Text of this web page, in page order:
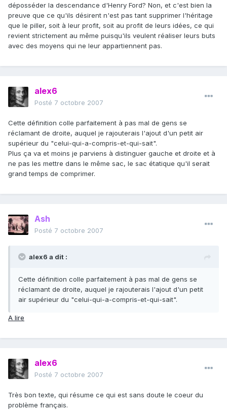
déposséder la descendance d'Henry Ford? Non, et c'est bien la
preuve que ce qu'ils désirent n'est pas tant supprimer l'héritage
que le piller, soit à leur profit, soit au profit de leurs idées, ce qui
revient strictement au même puisqu'ils veulent réaliser leurs buts
avec des moyens qui ne leur appartiennent pas.
alex6
Posté 7 octobre 2007
Cette définition colle parfaitement à pas mal de gens se
réclamant de droite, auquel je rajouterais l'ajout d'un petit air
supérieur du "celui-qui-a-compris-et-qui-sait".
Plus ça va et moins je parviens à distinguer gauche et droite et à
ne pas les mettre dans le même sac, le sac étatique qu'il serait
grand temps de comprimer.
Ash
Posté 7 octobre 2007
alex6 a dit :
Cette définition colle parfaitement à pas mal de gens se
réclamant de droite, auquel je rajouterais l'ajout d'un petit
air supérieur du "celui-qui-a-compris-et-qui-sait".
A lire
alex6
Posté 7 octobre 2007
Très bon texte, qui résume ce qui est sans doute le coeur du
problème français.